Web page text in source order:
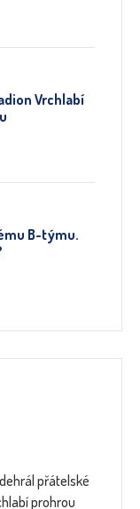
Vrchlabí
B-týmu.
přátelské
prohrou